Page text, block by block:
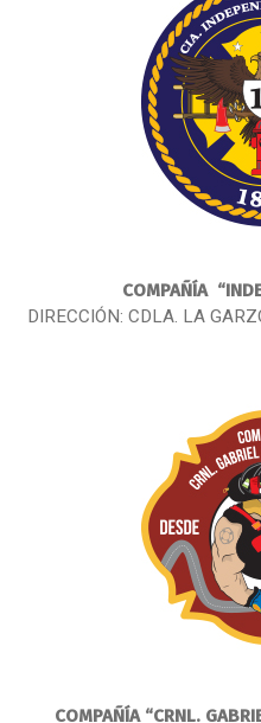
COMPAÑÍA
DIRECCIÓN: CDLA. LA
COMPAÑÍA “CRNL.